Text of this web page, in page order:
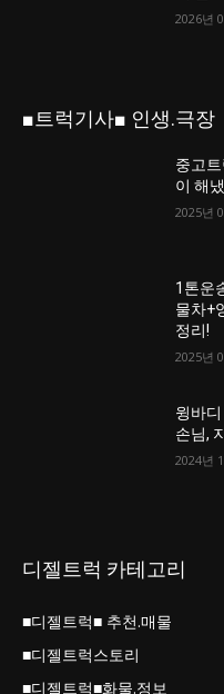
2026년
■트럭기사■ 인생.극장
중고
이 해
2025년
1톤운
물차+
정리!
2025년
윙바
손님,
2024년
디젤트럭 카테고리
■디젤트럭■ 추천.매물
■디젤트럭스토리
■디젤트럭■화물.정보